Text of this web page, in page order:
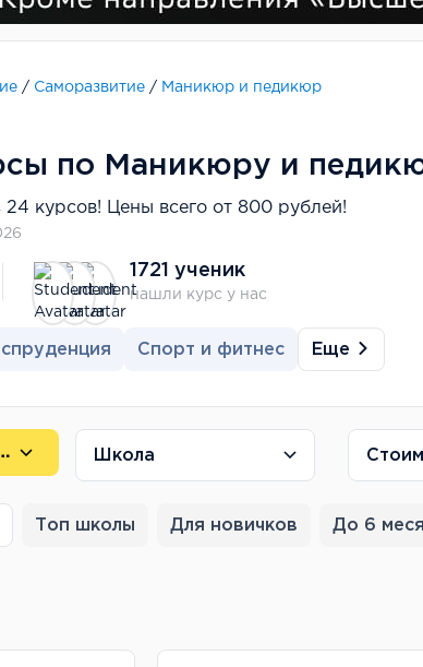
/ Саморазвитие / Маникюр и педикюр
по Маникюру и
курсов! Цены всего от 800 рублей!
1721 ученик
нашли курс у нас
Спорт и фитнес Еще
педикюр Школа
Топ школы Для новичков До 6